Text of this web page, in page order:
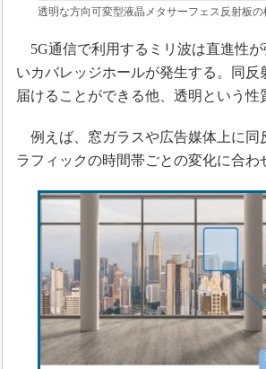
透明な方向可変型液晶メタサーフェス反射板
5G通信で利用するミリ波は直進性が
いカバレッジホールが発生する。同
届けることができる他、透明という性
例えば、窓ガラスや広告媒体上に同
ラフィックの時間帯ごとの変化に合わ